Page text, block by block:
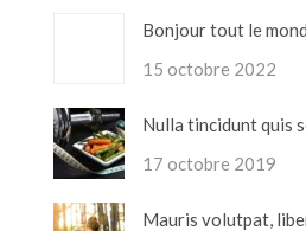
Bonjour tout le
15 octobre 2022
Nulla tincidunt quis
17 octobre 2019
Mauris volutpat,